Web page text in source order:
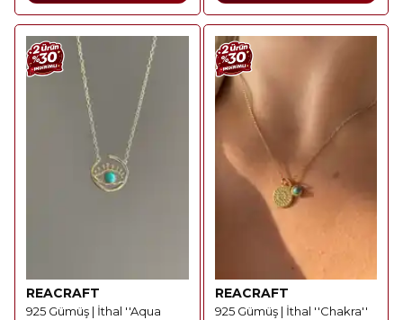
REACRAFT
925 Gümüş | İthal ''Aqua
REACRAFT
925 Gümüş | İthal ''Chakra''